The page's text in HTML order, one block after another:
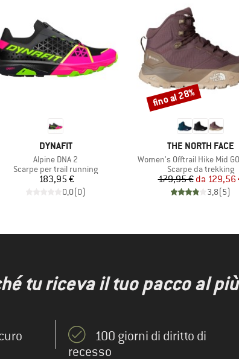
MARCHIO
DYNAFIT
Articolo
Alpine DNA 2
Gruppo di prodotti
Scarpe per trail running
Prezzo
183,95 €
0,0(0)
MARCHIO
THE NORTH FACE
Articolo
Women's Offtrail Hike Mid
Gruppo di prodotti
Scarpe da trekking
Prezzo
179,95 € Prezzo
da 129,56
3,8(5)
Sconto
fino al 28%
tu riceva il tuo pacco al
100 giorni di diritto di
recesso